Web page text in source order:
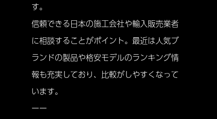
す。
信頼できる日本の施工会社や輸入販売業者
に相談することがポイント。最近は人気ブ
ランドの製品や格安モデルのランキング情
報も充実しており、比較がしやすくなって
います。
ーー